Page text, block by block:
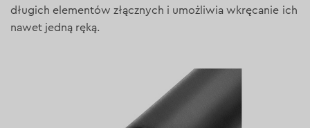
długich elementów złącznych i umożliwia wkręcanie ich
nawet jedną ręką.